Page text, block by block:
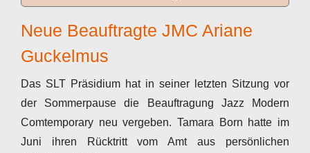
Neue Beauftragte JMC Ariane
Guckelmus
Das SLT Präsidium hat in seiner letzten Sitzung vor
der Sommerpause die Beauftragung Jazz Modern
Comtemporary neu vergeben. Tamara Born hatte im
Juni ihren Rücktritt vom Amt aus persönlichen